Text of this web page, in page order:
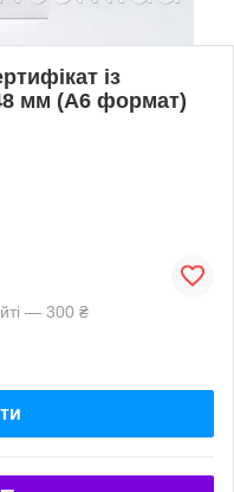
із
мм (А6 формат)
— 300 ₴